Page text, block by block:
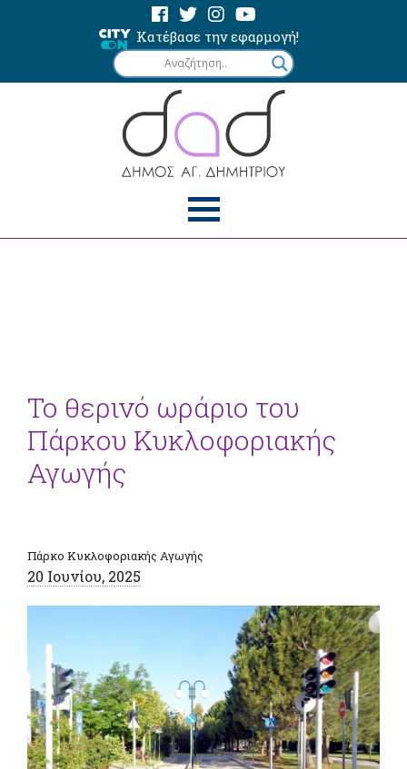
Κατέβασε την εφαρμογή!
Το θερινό ωράριο του
Πάρκου Κυκλοφοριακής
Αγωγής
Πάρκο Κυκλοφοριακής Αγωγής
20 Ιουνίου, 2025